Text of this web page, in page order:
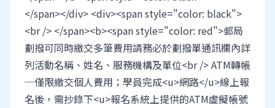
</span></div> <div><span style="color: black">
<br /> </span><b><span style="color: red">郵局
劃撥可同時繳交多筆費用請務必於劃撥單通訊欄內詳
列活動名稱、姓名、服務機構及單位<br /> ATM轉帳
─僅限繳交個人費用；學員完成<u>網路</u>線上報
名後，需抄錄下<u>報名系統上提供的ATM虛擬帳號